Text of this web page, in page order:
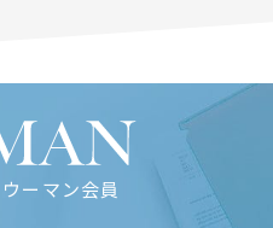
ーマン会員